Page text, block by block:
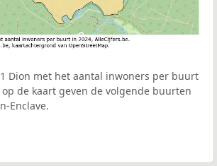
Dion met het aantal inwoners per buurt
de kaart geven de volgende buurten
Enclave.